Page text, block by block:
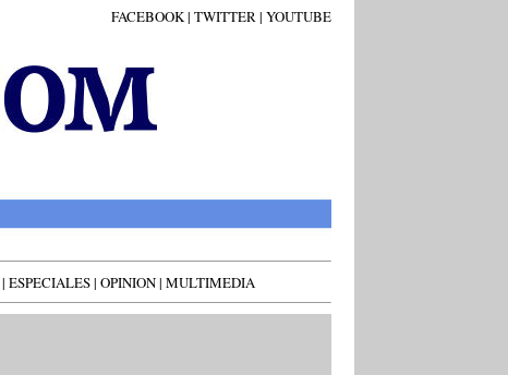
FACEBOOK| TWITTER| YOUTUBE
| ESPECIALES| OPINION| MULTIMEDIA